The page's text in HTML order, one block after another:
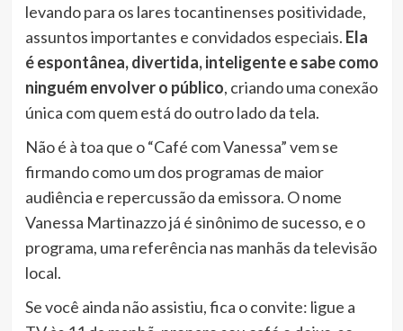
levando para os lares tocantinenses positividade,
assuntos importantes e convidados especiais. Ela
é espontânea, divertida, inteligente e sabe como
ninguém envolver o público, criando uma conexão
única com quem está do outro lado da tela.
Não é à toa que o “Café com Vanessa” vem se
firmando como um dos programas de maior
audiência e repercussão da emissora. O nome
Vanessa Martinazzo já é sinônimo de sucesso, e o
programa, uma referência nas manhãs da televisão
local.
Se você ainda não assistiu, fica o convite: ligue a